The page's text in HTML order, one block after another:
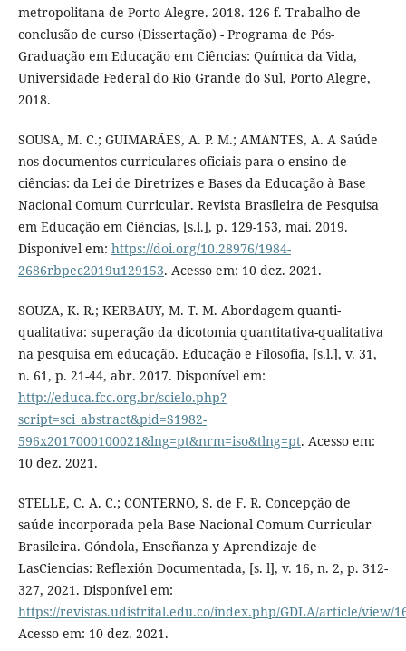
metropolitana de Porto Alegre. 2018. 126 f. Trabalho de
conclusão de curso (Dissertação) - Programa de Pós-
Graduação em Educação em Ciências: Química da Vida,
Universidade Federal do Rio Grande do Sul, Porto Alegre,
2018.
SOUSA, M. C.; GUIMARÃES, A. P. M.; AMANTES, A. A Saúde
nos documentos curriculares oficiais para o ensino de
ciências: da Lei de Diretrizes e Bases da Educação à Base
Nacional Comum Curricular. Revista Brasileira de Pesquisa
em Educação em Ciências, [s.l.], p. 129-153, mai. 2019.
Disponível em: https://doi.org/10.28976/1984-
2686rbpec2019u129153. Acesso em: 10 dez. 2021.
SOUZA, K. R.; KERBAUY, M. T. M. Abordagem quanti-
qualitativa: superação da dicotomia quantitativa-qualitativa
na pesquisa em educação. Educação e Filosofia, [s.l.], v. 31,
n. 61, p. 21-44, abr. 2017. Disponível em:
http://educa.fcc.org.br/scielo.php?
script=sci_abstract&pid=S1982-
596x2017000100021&lng=pt&nrm=iso&tlng=pt. Acesso em:
10 dez. 2021.
STELLE, C. A. C.; CONTERNO, S. de F. R. Concepção de
saúde incorporada pela Base Nacional Comum Curricular
Brasileira. Góndola, Enseñanza y Aprendizaje de
LasCiencias: Reflexión Documentada, [s. l], v. 16, n. 2, p. 312-
327, 2021. Disponível em:
https://revistas.udistrital.edu.co/index.php/GDLA/article/view/
Acesso em: 10 dez. 2021.